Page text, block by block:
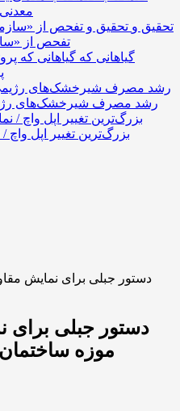
تحقیق و
تفحص از
گیاهانی که
رشد مصرف شیرخشک‌های
بزرگ‌ترین تغییر اپل
دستور جبلی برای نمایش
دستور جبلی برای
موزه